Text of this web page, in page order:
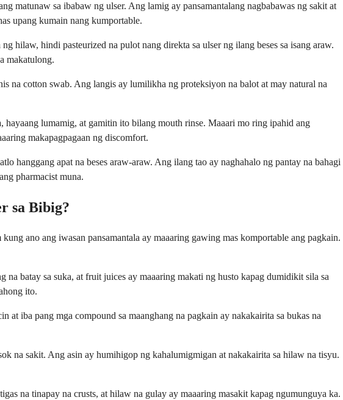
matunaw sa ibabaw ng ulser. Ang lamig ay pansamantalang nagbabawas ng sakit at
upang kumain nang kumportable.
hilaw, hindi pasteurized na pulot nang direkta sa ulser ng ilang beses sa isang araw.
makatulong.
na cotton swab. Ang langis ay lumilikha ng proteksiyon na balot at may natural na
lumamig, at gamitin ito bilang mouth rinse. Maaari mo ring ipahid ang
makapagpagaan ng discomfort.
hanggang apat na beses araw-araw. Ang ilang tao ay naghahalo ng pantay na bahagi
pharmacist muna.
sa Bibig?
ano ang iwasan pansamantala ay maaaring gawing mas komportable ang pagkain.
batay sa suka, at fruit juices ay maaaring makati ng husto kapag dumidikit sila sa
ito.
at iba pang mga compound sa maanghang na pagkain ay nakakairita sa bukas na
na sakit. Ang asin ay humihigop ng kahalumigmigan at nakakairita sa hilaw na tisyu.
na tinapay na crusts, at hilaw na gulay ay maaaring masakit kapag ngumunguya ka.